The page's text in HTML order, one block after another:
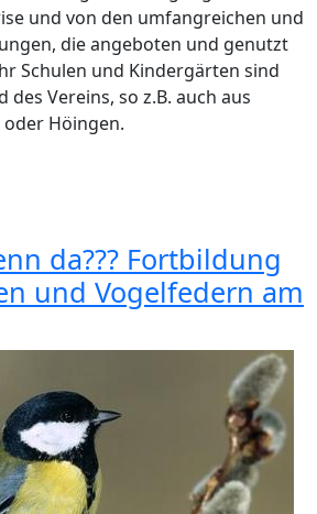
und von den umfangreichen und
die angeboten und genutzt
Schulen und Kindergärten sind
Vereins, so z.B. auch aus
Höingen.
da??? Fortbildung
und Vogelfedern am